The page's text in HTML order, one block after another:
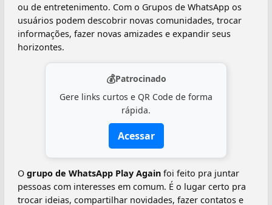
ou de entretenimento. Com o Grupos de WhatsApp os
usuários podem descobrir novas comunidades, trocar
informações, fazer novas amizades e expandir seus
horizontes.
💰Patrocinado
Gere links curtos e QR Code de forma
rápida.
Acessar
O grupo de WhatsApp Play Again foi feito pra juntar
pessoas com interesses em comum. É o lugar certo pra
trocar ideias, compartilhar novidades, fazer contatos e